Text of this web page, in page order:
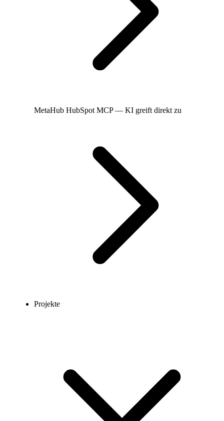
MetaHub HubSpot MCP — KI greift direkt zu
Projekte